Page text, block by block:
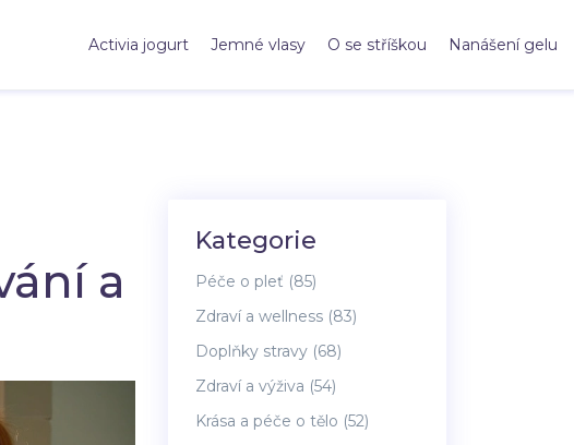
Activia jogurt Jemné vlasy O se stříškou Nanášení gelu
a
Kategorie
Péče o pleť (85)
Zdraví a wellness (83)
Doplňky stravy (68)
Zdraví a výživa (54)
Krása a péče o tělo (52)